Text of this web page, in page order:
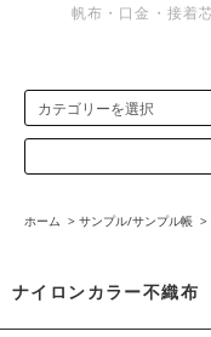
帆布・口金・接着
ホーム > サンプル/サンプル帳 >
ナイロンカラー不織布